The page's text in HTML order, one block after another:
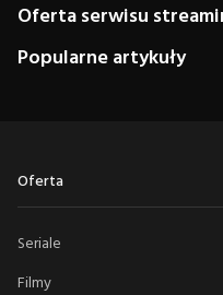
Oferta serwisu
Popularne artykuły
Oferta
Seriale
Filmy